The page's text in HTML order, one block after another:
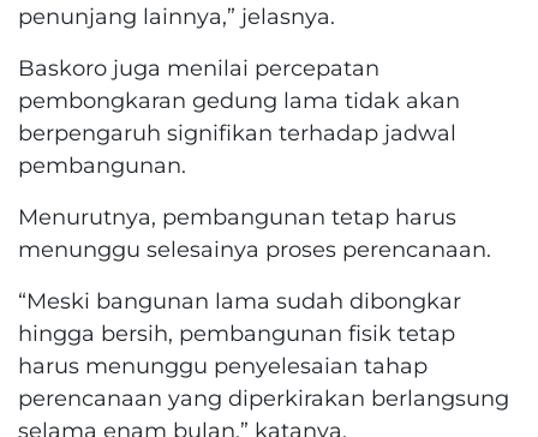
penunjang lainnya,” jelasnya.
Baskoro juga menilai percepatan
pembongkaran gedung lama tidak akan
berpengaruh signifikan terhadap jadwal
pembangunan.
Menurutnya, pembangunan tetap harus
menunggu selesainya proses perencanaan.
“Meski bangunan lama sudah dibongkar
hingga bersih, pembangunan fisik tetap
harus menunggu penyelesaian tahap
perencanaan yang diperkirakan berlangsung
selama enam bulan,” katanya.